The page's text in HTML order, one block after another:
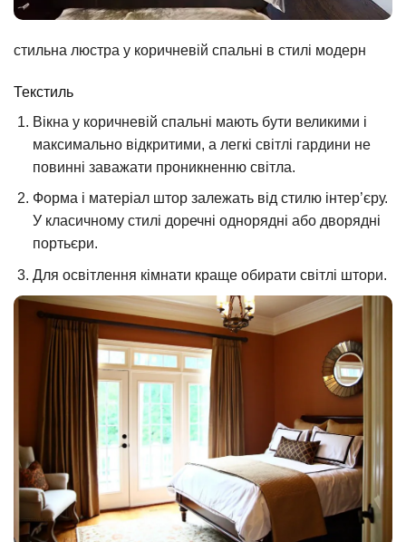
стильна люстра у коричневій спальні в стилі модерн
Текстиль
Вікна у коричневій спальні мають бути великими і
максимально відкритими, а легкі світлі гардини не
повинні заважати проникненню світла.
Форма і матеріал штор залежать від стилю інтер’єру.
У класичному стилі доречні однорядні або дворядні
портьєри.
Для освітлення кімнати краще обирати світлі штори.